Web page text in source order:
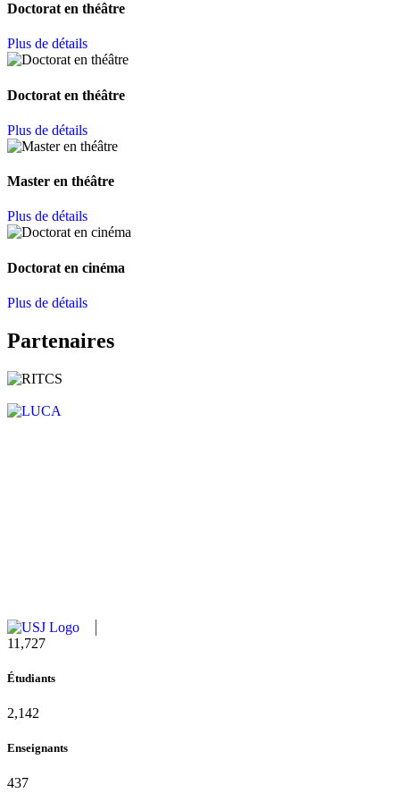
Doctorat en théâtre
Plus de détails
Doctorat en théâtre
Plus de détails
Master en théâtre
Plus de détails
Doctorat en cinéma
Plus de détails
Partenaires
11,727
Étudiants
2,142
Enseignants
437